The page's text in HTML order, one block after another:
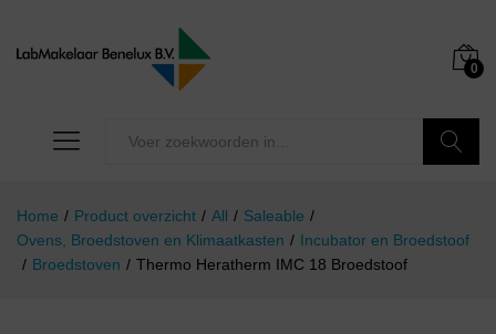
0
Home / Product overzicht / All / Saleable /
Ovens, Broedstoven en Klimaatkasten / Incubator en Broedstoof
/ Broedstoven / Thermo Heratherm IMC 18 Broedstoof